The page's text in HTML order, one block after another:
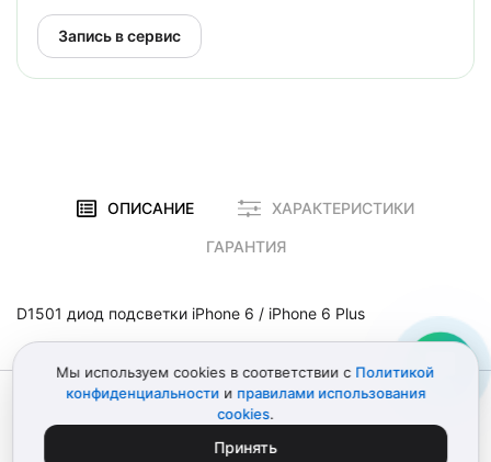
Запись в сервис
ОПИСАНИЕ ХАРАКТЕРИСТИКИ
ГАРАНТИЯ
D1501 диод подсветки iPhone 6 / iPhone 6 Plus
© 2012–2026 Детали Эпл
Политика конфиденциальности
Пользовательское соглашение
ИП Поликарпов Д.В. • ИНН 772151303741
Мы используем cookies в соответствии с Политикой
конфиденциальности и правилами использования
cookies.
Принять